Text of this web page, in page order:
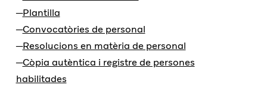
Plantilla
Convocatòries de personal
Resolucions en matèria de personal
Còpia autèntica i registre de persones
habilitades